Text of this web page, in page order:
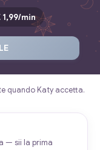
1,99/min
quando Katy accetta.
— sii la prima